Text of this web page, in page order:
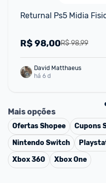
Returnal Ps5 Midia
R$ 98,99
R$98,00
há 6 d
Mais opções
OfertasShopee Cupons
Nintendo Switch
Xbox 360
Xbox One